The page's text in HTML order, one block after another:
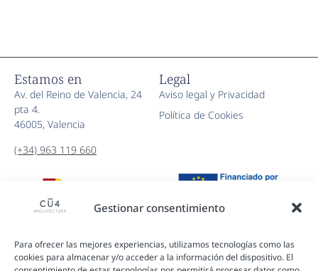
Gestionar consentimiento
Para ofrecer las mejores experiencias, utilizamos tecnologías como las
cookies para almacenar y/o acceder a la información del dispositivo. El
Estamos en
Av. del Reino de Valencia, 24
pta 4.
46005, Valencia
(+34) 963 119 660
Legal
Aviso legal y Privacidad
Política de Cookies